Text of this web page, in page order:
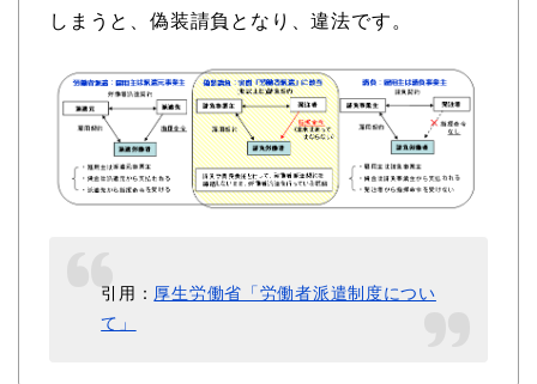
しまうと、偽装請負となり、違法です。
引用： 厚生労働省「労働者派遣制度につい
て」